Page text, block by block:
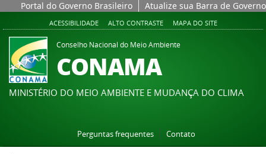
Portal do Governo Brasileiro Atualize sua Barra de Governo
ACESSIBILIDADE ALTO CONTRASTE MAPA DO SITE
Conselho Nacional do Meio Ambiente
CONAMA
MINISTÉRIO DO MEIO AMBIENTE E MUDANÇA DO CLIMA
Perguntas frequentes Contato